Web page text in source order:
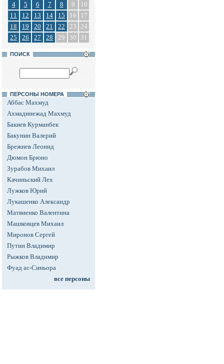
4
5 6 7 8 9
10
11
12 13 14 15 16
17
18
19 20 21 22 23 24
25
26 27 28 29 30 31
ПОИСК
ПЕРСОНЫ НОМЕРА
Аббас Махмуд
Ахмадинежад Махмуд
Бакиев Курманбек
Бакунин Валерий
Брежнев Леонид
Дюмон Брюно
Зурабов Михаил
Качиньский Лех
Лужков Юрий
Лукашенко Александр
Матвиенко Валентина
Машковцев Михаил
Миронов Сергей
Путин Владимир
Рыжков Владимир
Фуад ас-Синьора
все персоны